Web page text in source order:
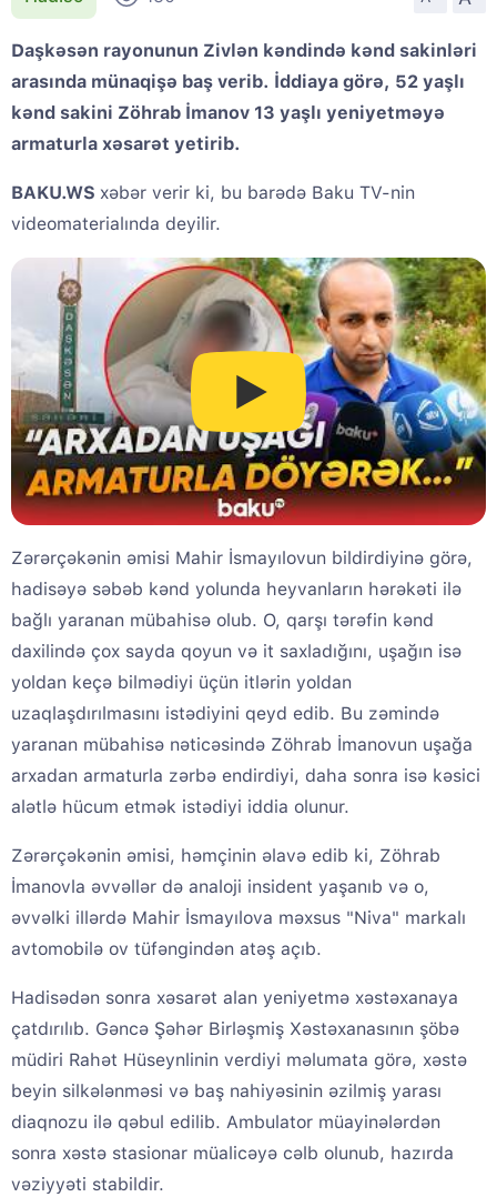
Daşkəsən rayonunun Zivlən kəndində kənd sakinləri
arasında münaqişə baş verib. İddiaya görə, 52 yaşlı
kənd sakini Zöhrab İmanov 13 yaşlı yeniyetməyə
armaturla xəsarət yetirib.
BAKU.WS xəbər verir ki, bu barədə Baku TV-nin
videomaterialında deyilir.
Zərərçəkənin əmisi Mahir İsmayılovun bildirdiyinə görə,
hadisəyə səbəb kənd yolunda heyvanların hərəkəti ilə
bağlı yaranan mübahisə olub. O, qarşı tərəfin kənd
daxilində çox sayda qoyun və it saxladığını, uşağın isə
yoldan keçə bilmədiyi üçün itlərin yoldan
uzaqlaşdırılmasını istədiyini qeyd edib. Bu zəmində
yaranan mübahisə nəticəsində Zöhrab İmanovun uşağa
arxadan armaturla zərbə endirdiyi, daha sonra isə kəsici
alətlə hücum etmək istədiyi iddia olunur.
Zərərçəkənin əmisi, həmçinin əlavə edib ki, Zöhrab
İmanovla əvvəllər də analoji insident yaşanıb və o,
əvvəlki illərdə Mahir İsmayılova məxsus "Niva" markalı
avtomobilə ov tüfəngindən atəş açıb.
Hadisədən sonra xəsarət alan yeniyetmə xəstəxanaya
çatdırılıb. Gəncə Şəhər Birləşmiş Xəstəxanasının şöbə
müdiri Rahət Hüseynlinin verdiyi məlumata görə, xəstə
beyin silkələnməsi və baş nahiyəsinin əzilmiş yarası
diaqnozu ilə qəbul edilib. Ambulator müayinələrdən
sonra xəstə stasionar müalicəyə cəlb olunub, hazırda
vəziyyəti stabildir.